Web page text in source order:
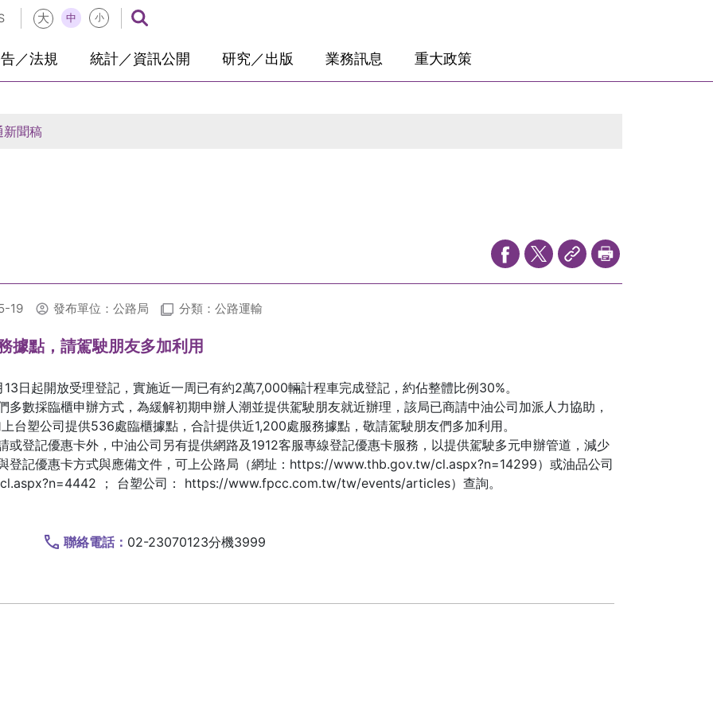
大 中 小
／法規 統計／資訊公開 研究／出版 業務訊息 重大政策
新聞稿
19 發布單位：公路局 分類：公路運輸
據點，請駕駛朋友多加利用
起開放受理登記，實施近一周已有約2萬7,000輛計程車完成登記，約佔整體比例30%。
採臨櫃申辦方式，為緩解初期申辦人潮並提供駕駛朋友就近辦理，該局已商請中油公司加派人力協助，
台塑公司提供536處臨櫃據點，合計提供近1,200處服務據點，敬請駕駛朋友們多加利用。
記優惠卡外，中油公司另有提供網路及1912客服專線登記優惠卡服務，以提供駕駛多元申辦管道，減少
登記優惠卡方式與應備文件，可上公路局（網址：https://www.thb.gov.tw/cl.aspx?n=14299）或油品公司
； 台塑公司： https://www.fpcc.com.tw/tw/events/articles）查詢。
聯絡電話： 02-23070123分機3999